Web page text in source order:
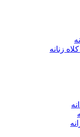
زنانه